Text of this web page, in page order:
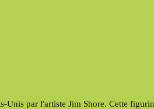
Unis par l'artiste Jim Shore. Cette